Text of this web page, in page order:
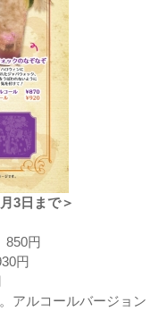
3日まで＞
円
円
アルコールバージョン